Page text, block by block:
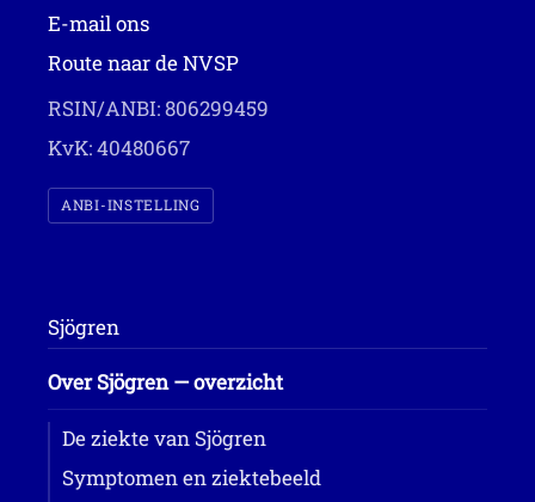
E-mail ons
Route naar de NVSP
RSIN/ANBI: 806299459
KvK: 40480667
ANBI-INSTELLING
Sjögren
Over Sjögren — overzicht
De ziekte van Sjögren
Symptomen en ziektebeeld